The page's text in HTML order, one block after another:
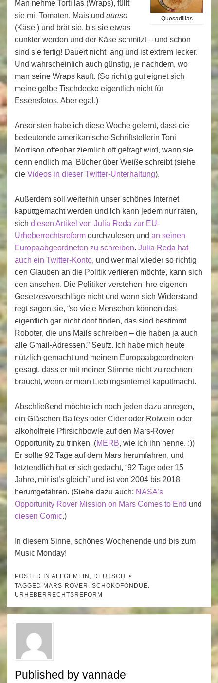
Quesadillas
Man nehme Tortillas (Wraps), füllt
sie mit Tomaten, Mais und queso
(Käse!) und brät sie, bis sie etwas
dunkler werden und der Käse schmilzt – und schon
sind sie fertig! Dauert nicht lang und ist extrem lecker.
Und wahrscheinlich auch günstig, je nachdem, wo
man seine Wraps kauft. (So richtig gut eignet sich
meine gelbe Tischdecke eigentlich nicht für
Essensfotos. Aber egal.)
Ansonsten habe ich diese Woche gelernt, dass die
bedeutende amerikanische Schriftstellerin Toni
Morrison offenbar ziemlich oft gefragt wird, wann sie
denn endlich mal Bücher über Weiße schreibt (siehe
die Videos in dieser Twitter-Unterhaltung).
Außerdem soll weiterhin unser schönes Internet
kaputtgemacht werden und ich kann jedem nur raten,
sich diesen Artikel von Julia Reda zur EU-
Urheberrechtsreform durchzulesen und an seinen
Europaabgeordneten zu schreiben. Julia Reda hat
auch ein Twitter-Konto, und wer mal wieder so richtig
den Glauben an die Politik verlieren möchte, kann sich
den ansehen. Die Politiker verstehen ihre eigenen
Gesetzesvorschläge nicht und wenn sich Widerstand
regt sagen sie, “so viele Menschen können das
eigentlich gar nicht doof finden, das sind bestimmt
Roboter, die uns Mails schreiben – die haben ja auch
alle Gmail-Adressen.” Seufz. Ich habe mich heute
nützlich gemacht und meinem Europaabgeordneten
gesagt, dass er mit meiner Stimme nicht zu rechnen
braucht, wenn er mein Lieblingsinternet kaputtmacht.
Abschließend möchte ich noch jeden dazu anregen,
ein Gläschen Baileys oder Cider oder Rotwein oder
alkoholfreie Pfirsichbowle auf den Mars-Rover
Opportunity zu trinken. (MERB, wie ich ihn nenne. :))
Er sollte 92 Tage auf dem Mars herumfahren, und
letztendlich hat er sich gedacht, “92 Tage oder 15
Jahre, mir ist’s gleich” und ist von 2004 bis 2018
herumgefahren. (Siehe dazu auch: NASA’s
Opportunity Rover Mission on Mars Comes to End und
diesen Comic.)
In diesem Sinne, schönes Wochenende und bis zum
Music Monday!
POSTED IN ALLGEMEIN , DEUTSCH
TAGGED MARS-ROVER , SCHOKOFONDUE,
URHEBERRECHTSREFORM
Published by vannade